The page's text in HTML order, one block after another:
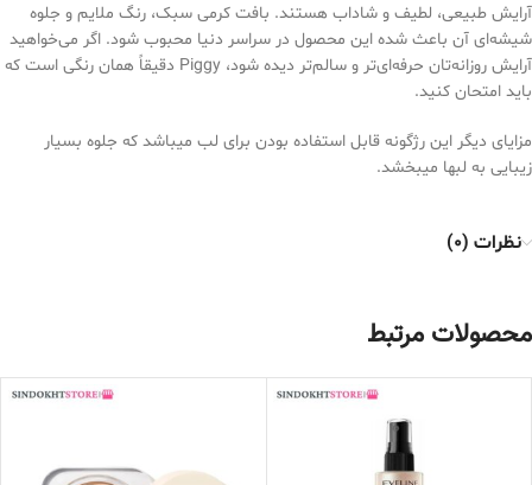
آرایش طبیعی، لطیف و شاداب هستند. بافت کرمی سبک، رنگ ملایم و جلوه
شیشه‌ای آن باعث شده این محصول در سراسر دنیا محبوب شود. اگر می‌خواهید
آرایش روزانه‌تان حرفه‌ای‌تر و سالم‌تر دیده شود، Piggy دقیقاً همان رنگی است که
باید امتحان کنید.
مزایای دیگر این رژگونه قابل استفاده بودن برای لب میباشد که جلوه بسیار
زیبایی به لبها میبخشد.
نظرات (0)
محصولات مرتبط